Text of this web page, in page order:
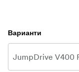
Варианти